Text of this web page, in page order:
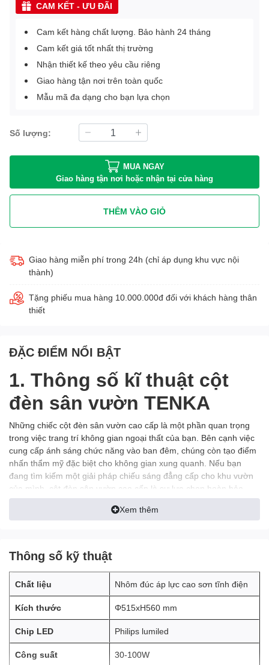
CAM KẾT - ƯU ĐÃI
Cam kết hàng chất lượng. Bảo hành 24 tháng
Cam kết giá tốt nhất thị trường
Nhận thiết kế theo yêu cầu riêng
Giao hàng tận nơi trên toàn quốc
Mẫu mã đa dạng cho bạn lựa chọn
Số lượng:
MUA NGAY
Giao hàng tận nơi hoặc nhận tại cửa hàng
THÊM VÀO GIỎ
Giao hàng miễn phí trong 24h (chỉ áp dụng khu vực nội
thành)
Tặng phiếu mua hàng 10.000.000đ đối với khách hàng thân
thiết
ĐẶC ĐIỂM NỔI BẬT
1. Thông số kĩ thuật cột
đèn sân vườn TENKA
Những chiếc cột đèn sân vườn cao cấp là một phần quan trọng
trong việc trang trí không gian ngoại thất của bạn. Bên cạnh việc
cung cấp ánh sáng chức năng vào ban đêm, chúng còn tạo điểm
nhấn thẩm mỹ đặc biệt cho không gian xung quanh. Nếu bạn
đang tìm kiếm một giải pháp chiếu sáng đẳng cấp cho khu vườn
của mình, cột đèn sân vườn cao cấp là sự lựa chọn hoàn hảo.
Xem thêm
Thông số kỹ thuật
Chất liệu Nhôm đúc áp lực cao sơn tĩnh điện
Kích thước Φ515xH560 mm
Chip LED Philips lumiled
Công suất 30-100W